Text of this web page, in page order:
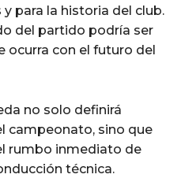
para la historia del club.
del partido podría ser
ocurra con el futuro del
no solo definirá
campeonato, sino que
rumbo inmediato de
técnica.